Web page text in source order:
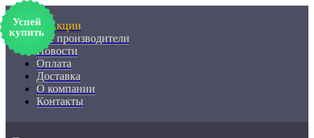
% Акции
Все производители
Новости
Оплата
Доставка
О компании
Контакты
Успей
купить